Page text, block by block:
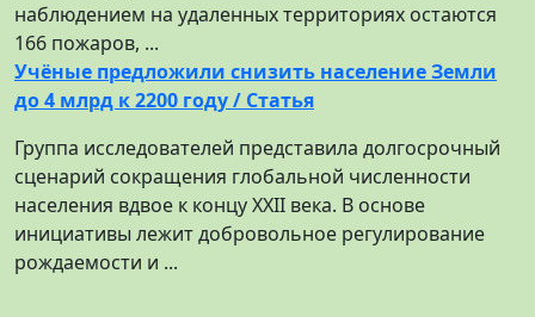
наблюдением на удаленных территориях остаются
166 пожаров, ...
Учёные предложили снизить население Земли
до 4 млрд к 2200 году / Статья
Группа исследователей представила долгосрочный
сценарий сокращения глобальной численности
населения вдвое к концу XXII века. В основе
инициативы лежит добровольное регулирование
рождаемости и ...